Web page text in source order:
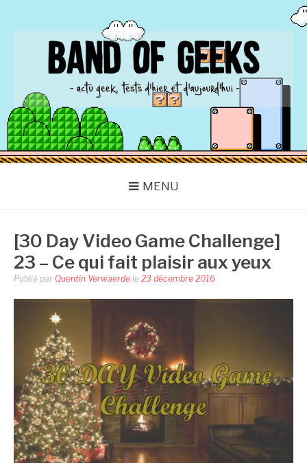
BAND OF GEEKS
Actu Geek d'hier et d'aujourd'hui
MENU
[30 Day Video Game Challenge]
23 – Ce qui fait plaisir aux yeux
Publié par Quentin Verwaerde le 23 décembre 2016